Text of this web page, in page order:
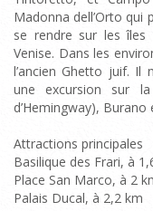
Madonna dell’Orto qui
se rendre sur les
Venise. Dans les
l’ancien Ghetto juif. Il
une excursion sur
d’Hemingway),
Attractions principales
Basilique des Frari, à
Place San Marco, à 2
Palais Ducal, à 2,2 km